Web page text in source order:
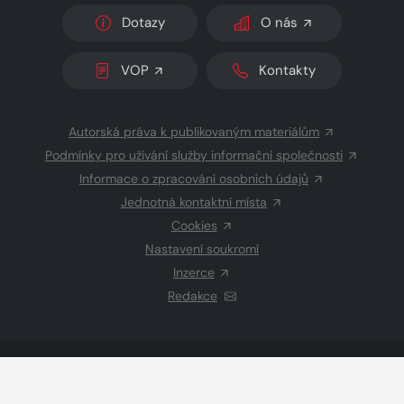
Dotazy O nás
VOP Kontakty
Autorská práva k publikovaným materiálům
Podmínky pro užívání služby informační společnosti
Informace o zpracování osobních údajů
Jednotná kontaktní místa
Cookies
Nastavení soukromí
Inzerce
Redakce